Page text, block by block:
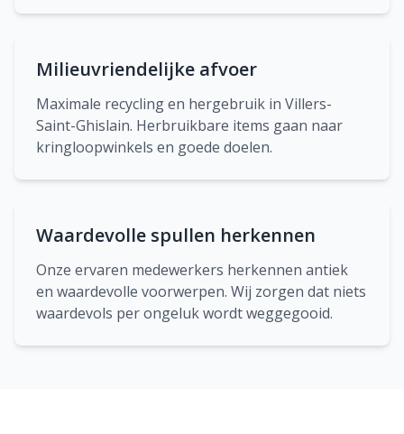
Milieuvriendelijke afvoer
Maximale recycling en hergebruik in Villers-
Saint-Ghislain. Herbruikbare items gaan naar
kringloopwinkels en goede doelen.
Waardevolle spullen herkennen
Onze ervaren medewerkers herkennen antiek
en waardevolle voorwerpen. Wij zorgen dat niets
waardevols per ongeluk wordt weggegooid.